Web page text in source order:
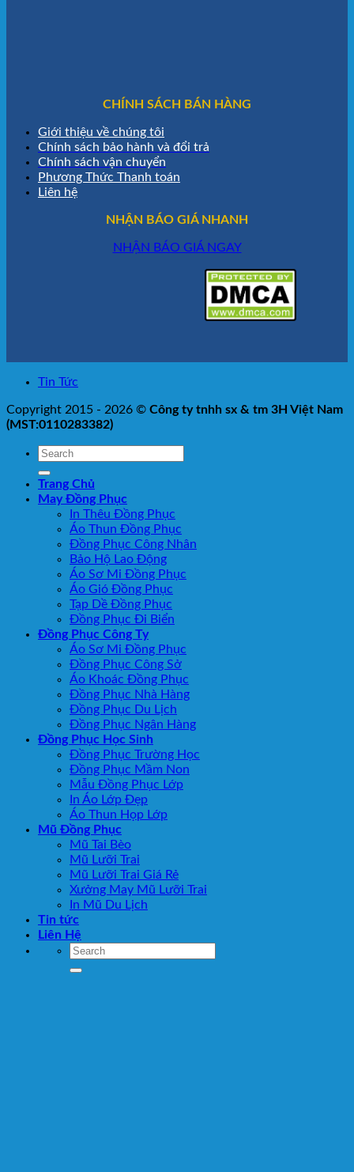
CHÍNH SÁCH BÁN HÀNG
Giới thiệu về chúng tôi
Chính sách bảo hành và đổi trả
Chính sách vận chuyển
Phương Thức Thanh toán
Liên hệ
NHẬN BÁO GIÁ NHANH
NHẬN BÁO GIÁ NGAY
Tin Tức
Copyright 2015 - 2026 © Công ty tnhh sx & tm 3H Việt Nam
(MST:0110283382)
Trang Chủ
May Đồng Phục
In Thêu Đồng Phục
Áo Thun Đồng Phục
Đồng Phục Công Nhân
Bảo Hộ Lao Động
Áo Sơ Mi Đồng Phục
Áo Gió Đồng Phục
Tạp Dề Đồng Phục
Đồng Phục Đi Biển
Đồng Phục Công Ty
Áo Sơ Mi Đồng Phục
Đồng Phục Công Sở
Áo Khoác Đồng Phục
Đồng Phục Nhà Hàng
Đồng Phục Du Lịch
Đồng Phục Ngân Hàng
Đồng Phục Học Sinh
Đồng Phục Trường Học
Đồng Phục Mầm Non
Mẫu Đồng Phục Lớp
In Áo Lớp Đẹp
Áo Thun Họp Lớp
Mũ Đồng Phục
Mũ Tai Bèo
Mũ Lưỡi Trai
Mũ Lưỡi Trai Giá Rẻ
Xưởng May Mũ Lưỡi Trai
In Mũ Du Lịch
Tin tức
Liên Hệ